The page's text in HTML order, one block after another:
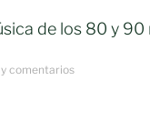
de los 80 y 90
comentarios